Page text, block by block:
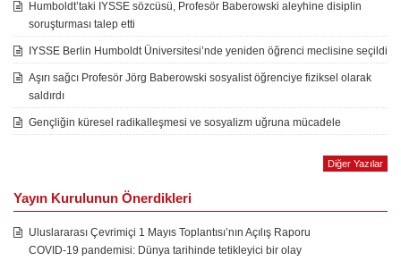
Humboldt’taki IYSSE sözcüsü, Profesör Baberowski aleyhine disiplin
soruşturması talep etti
IYSSE Berlin Humboldt Üniversitesi’nde yeniden öğrenci meclisine seçildi
Aşırı sağcı Profesör Jörg Baberowski sosyalist öğrenciye fiziksel olarak
saldırdı
Gençliğin küresel radikalleşmesi ve sosyalizm uğruna mücadele
Diğer Yazılar
Yayın Kurulunun Önerdikleri
Uluslararası Çevrimiçi 1 Mayıs Toplantısı’nın Açılış Raporu
COVID-19 pandemisi: Dünya tarihinde tetikleyici bir olay